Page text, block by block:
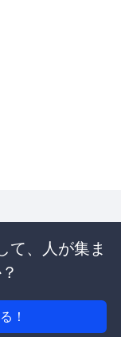
て、人が集ま
！